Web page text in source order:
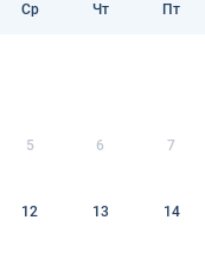
Ср Чт Пт
5 6 7
12 13 14